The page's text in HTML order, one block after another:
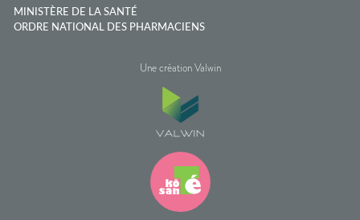
MINISTÈRE DE LA SANTÉ
ORDRE NATIONAL DES PHARMACIENS
Une création Valwin